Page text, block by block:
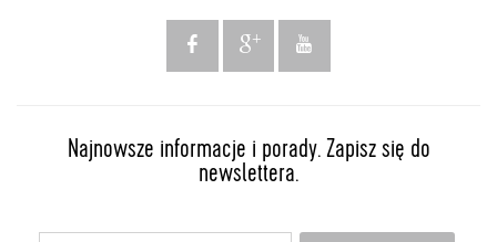
Najnowsze informacje i porady. Zapisz się do
newslettera.